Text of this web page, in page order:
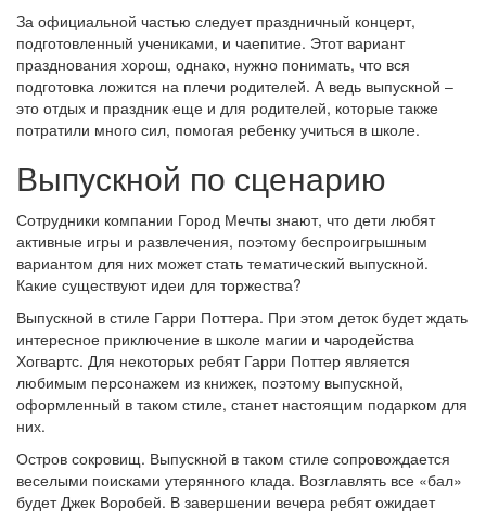
За официальной частью следует праздничный концерт,
подготовленный учениками, и чаепитие. Этот вариант
празднования хорош, однако, нужно понимать, что вся
подготовка ложится на плечи родителей. А ведь выпускной ‒
это отдых и праздник еще и для родителей, которые также
потратили много сил, помогая ребенку учиться в школе.
Выпускной по сценарию
Сотрудники компании Город Мечты знают, что дети любят
активные игры и развлечения, поэтому беспроигрышным
вариантом для них может стать тематический выпускной.
Какие существуют идеи для торжества?
Выпускной в стиле Гарри Поттера. При этом деток будет ждать
интересное приключение в школе магии и чародейства
Хогвартс. Для некоторых ребят Гарри Поттер является
любимым персонажем из книжек, поэтому выпускной,
оформленный в таком стиле, станет настоящим подарком для
них.
Остров сокровищ. Выпускной в таком стиле сопровождается
веселыми поисками утерянного клада. Возглавлять все «бал»
будет Джек Воробей. В завершении вечера ребят ожидает